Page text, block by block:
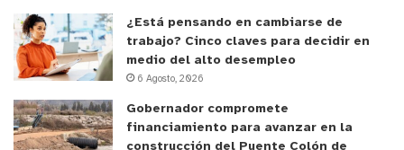
¿Está pensando en cambiarse de
trabajo? Cinco claves para decidir en
medio del alto desempleo
6 Agosto, 2026
Gobernador compromete
financiamiento para avanzar en la
construcción del Puente Colón de